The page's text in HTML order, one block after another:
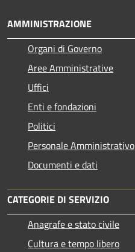
AMMINISTRAZIONE
Organi di Governo
Aree Amministrative
Uffici
Enti e fondazioni
Politici
Personale Amministrativo
Documenti e dati
CATEGORIE DI SERVIZIO
Anagrafe e stato civile
Cultura e tempo libero